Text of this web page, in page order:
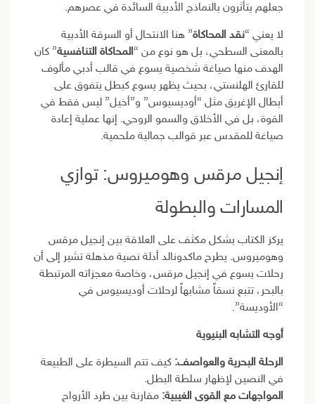
جعلهم يتأثرون بالنماذج الأدبية السائدة في عصرهم.
لا يعني “نقد المحاكاة” هنا الانتحال أو السرقة الأدبية
بالمعنى السطحي، بل هو نوع من “المحاكاة التنافسية” كان
الهدف منها صياغة شخصية يسوع في قالب أدبي مألوف
للقارئ الهلنستي، بحيث يظهر يسوع كبطل يتفوق على
أبطال الإغريق مثل “أوديسيوس” و”أخيل” ليس فقط في
القوة، بل في الأخلاق والسمو الروحي. إنها عملية إعادة
صياغة للمقدس عبر قوالب جمالية ملحمية.
إنجيل مرقس وهوميروس: توازي
المسارات والبطولة
يركز الكتاب بشكل مكثف على العلاقة بين إنجيل مرقس
وهوميروس. يطرح ماكدونالد أدلة نصية مذهلة تشير إلى أن
رحلات يسوع في إنجيل مرقس، وخاصة معجزاته المرتبطة
بالبحر، تتبع نسقاً مشابهاً لرحلات أوديسيوس في
“الأوديسة”.
أوجه التشابه البنيوية
الرحلة البحرية والعواصف: كيف تتم السيطرة على الطبيعة
في النصين لإظهار سلطة البطل.
المواجهات مع القوى الغيبية: مقارنة بين طرد الأرواح